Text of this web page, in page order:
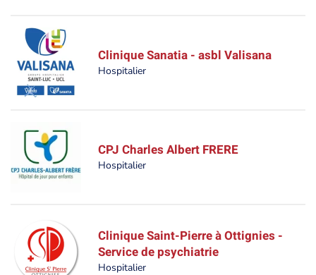
Clinique Sanatia - asbl Valisana
Hospitalier
CPJ Charles Albert FRERE
Hospitalier
Clinique Saint-Pierre à Ottignies -
Service de psychiatrie
Hospitalier